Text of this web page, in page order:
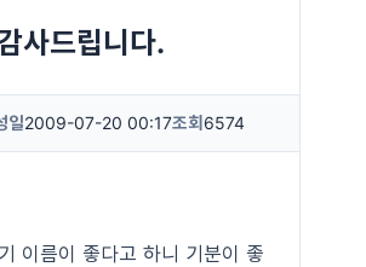
사드립니다.
일2009-07-20 00:17조회 6574
이름이 좋다고 하니 기분이 좋